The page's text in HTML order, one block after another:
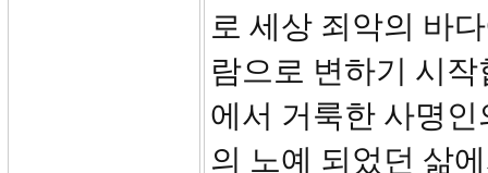
로 세상 죄악의 바
람으로 변하기 시
에서 거룩한 사명
의 노예 되었던 삶